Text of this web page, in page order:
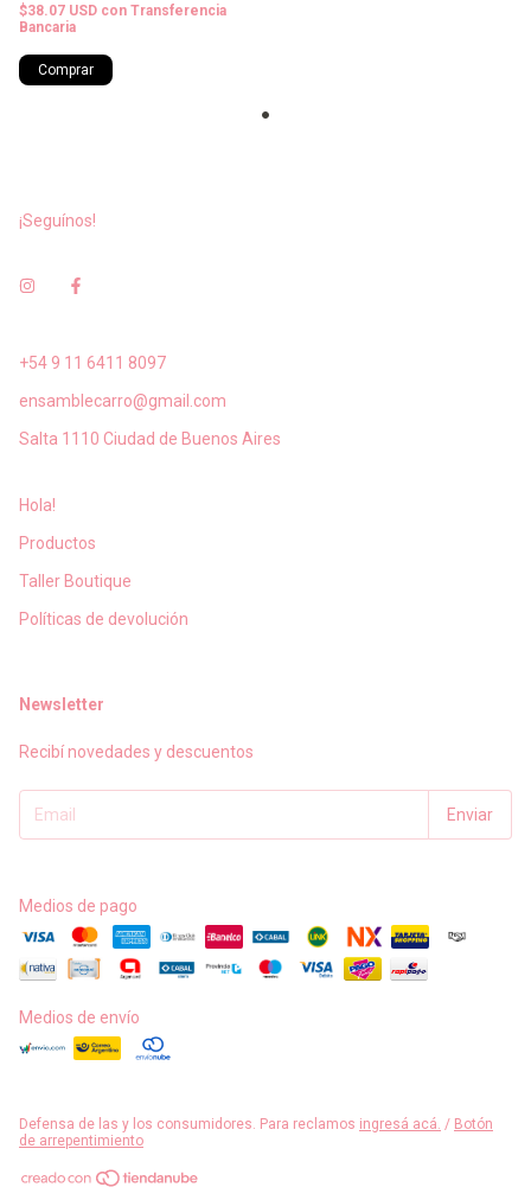
$38.07 USD con Transferencia
Bancaria
Comprar
¡Seguínos!
+54 9 11 6411 8097
ensamblecarro@gmail.com
Salta 1110 Ciudad de Buenos Aires
Hola!
Productos
Taller Boutique
Políticas de devolución
Newsletter
Recibí novedades y descuentos
Medios de pago
Medios de envío
Defensa de las y los consumidores. Para reclamos ingresá acá. / Botón
de arrepentimiento